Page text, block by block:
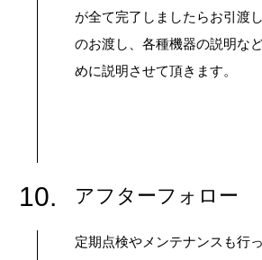
が全て完了しましたらお引渡
のお渡し、各種機器の説明な
めに説明させて頂きます。
10. アフターフォロー
定期点検やメンテナンスも行